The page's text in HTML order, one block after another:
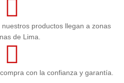
nuestros productos llegan a zonas
de Lima.
con la confianza y garantía.